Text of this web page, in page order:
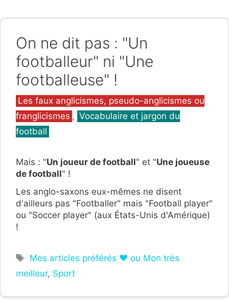
On ne dit pas : "Un
footballeur" ni "Une
footballeuse" !
Catégories
Les faux anglicismes, pseudo-anglicismes ou
franglicismes , Vocabulaire et jargon du
football
Mais : "Un joueur de football" et "Une joueuse
de football" !
Les anglo-saxons eux-mêmes ne disent
d'ailleurs pas "Footballer" mais "Football player"
ou "Soccer player" (aux États-Unis d'Amérique)
!
Étiquettes
Mes articles préférés ❤ ou Mon très
meilleur, Sport